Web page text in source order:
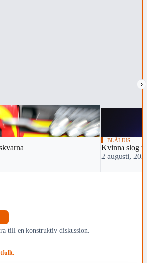
›
BLÅLJUS
Kvinna slog
2 augusti,
till en konstruktiv diskussion.